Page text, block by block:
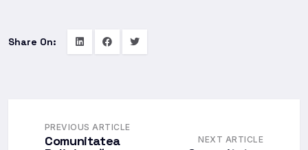
Share On:
PREVIOUS ARTICLE
Comunitatea NEXT ARTICLE